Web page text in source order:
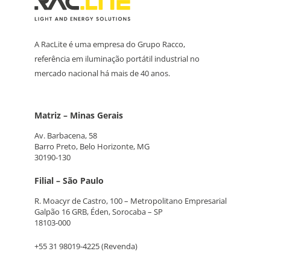
A RacLite é uma empresa do Grupo Racco,
referência em iluminação portátil industrial no
mercado nacional há mais de 40 anos.
Matriz – Minas Gerais
Av. Barbacena, 58
Barro Preto, Belo Horizonte, MG
30190-130
Filial – São Paulo
R. Moacyr de Castro, 100 – Metropolitano Empresarial
Galpão 16 GRB, Éden, Sorocaba – SP
18103-000
+55 31 98019-4225(Revenda)